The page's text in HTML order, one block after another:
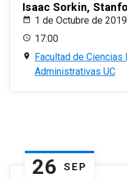
Isaac Sorkin,
1 de Octubre de 2019
17:00
Facultad de Ciencias
Administrativas UC
26 SEP